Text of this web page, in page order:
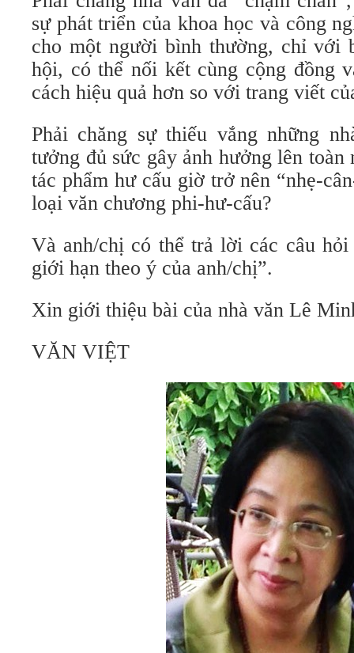
sự phát triển của khoa học và công
cho một người bình thường, chỉ với
hội, có thể nối kết cùng cộng đồng
cách hiệu quả hơn so với trang viết
Phải chăng sự thiếu vắng những
tưởng đủ sức gây ảnh hưởng lên
tác phẩm hư cấu giờ trở nên “nhẹ-
loại văn chương phi-hư-cấu?
Và anh/chị có thể trả lời các câu
giới hạn theo ý của anh/chị”.
Xin giới thiệu bài của nhà văn Lê
VĂN VIỆT